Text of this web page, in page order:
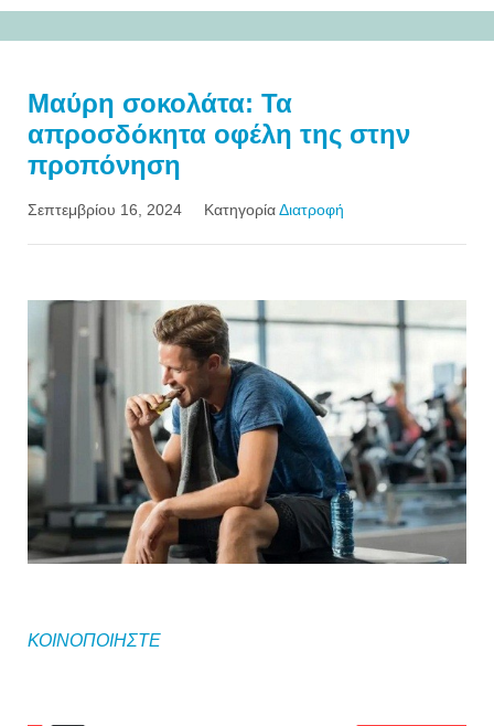
Μαύρη σοκολάτα: Τα
απροσδόκητα οφέλη της στην
προπόνηση
Σεπτεμβρίου 16, 2024 ΚατηγορίαΔιατροφή
ΚΟΙΝΟΠΟΙΗΣΤΕ